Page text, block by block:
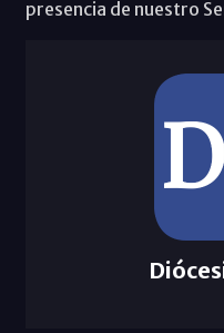
presencia de nuestro